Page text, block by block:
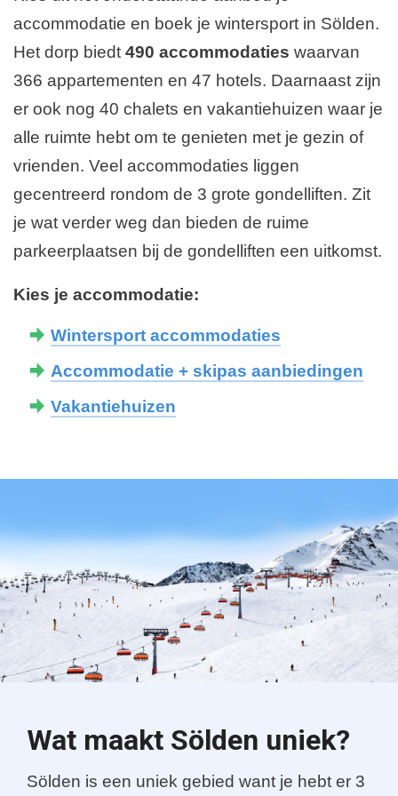
i
n
g
n
d
e
p
a
g
i
n
a
accommodatie en boek je wintersport in Sölden.
Het dorp biedt 490 accommodaties waarvan
366 appartementen en 47 hotels. Daarnaast zijn
er ook nog 40 chalets en vakantiehuizen waar je
alle ruimte hebt om te genieten met je gezin of
vrienden. Veel accommodaties liggen
gecentreerd rondom de 3 grote gondelliften. Zit
je wat verder weg dan bieden de ruime
parkeerplaatsen bij de gondelliften een uitkomst.
Kies je accommodatie:
Wintersport accommodaties
Accommodatie + skipas aanbiedingen
Vakantiehuizen
Wat maakt Sölden uniek?
Sölden is een uniek gebied want je hebt er 3